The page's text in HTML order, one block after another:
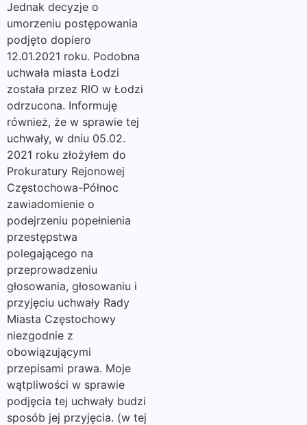
Jednak decyzje o
umorzeniu postępowania
podjęto dopiero
12.01.2021 roku. Podobna
uchwała miasta Łodzi
została przez RIO w Łodzi
odrzucona. Informuję
również, że w sprawie tej
uchwały, w dniu 05.02.
2021 roku złożyłem do
Prokuratury Rejonowej
Częstochowa-Północ
zawiadomienie o
podejrzeniu popełnienia
przestępstwa
polegającego na
przeprowadzeniu
głosowania, głosowaniu i
przyjęciu uchwały Rady
Miasta Częstochowy
niezgodnie z
obowiązującymi
przepisami prawa. Moje
wątpliwości w sprawie
podjęcia tej uchwały budzi
sposób jej przyjęcia. (w tej